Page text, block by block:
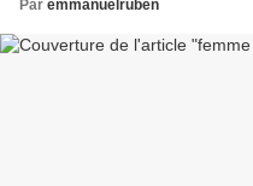
Par emmanuelruben